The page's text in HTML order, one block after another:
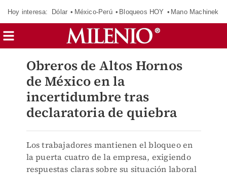
Hoy interesa: Dólar México-Perú Bloqueos HOY Mano Machinek
Obreros de Altos Hornos
de México en la
incertidumbre tras
declaratoria de quiebra
Los trabajadores mantienen el bloqueo en
la puerta cuatro de la empresa, exigiendo
respuestas claras sobre su situación laboral